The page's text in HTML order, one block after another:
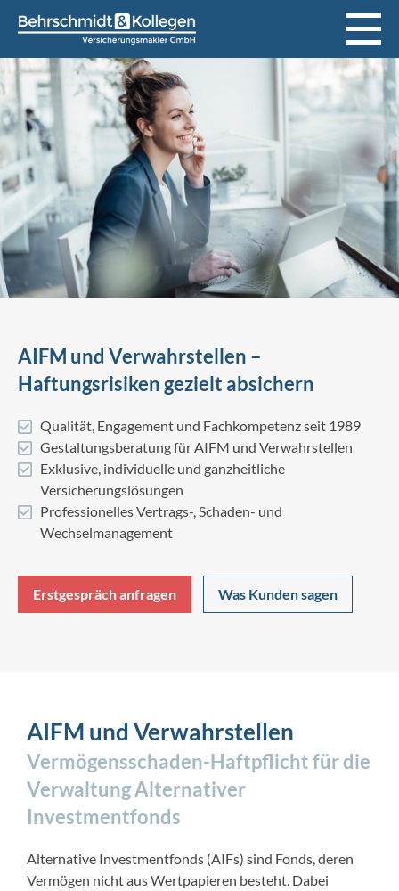
AIFM und Verwahrstellen –
Haftungsrisiken gezielt absichern
Qualität, Engagement und Fachkompetenz seit 1989
Gestaltungsberatung für AIFM und Verwahrstellen
Exklusive, individuelle und ganzheitliche
Versicherungslösungen
Professionelles Vertrags-, Schaden- und
Wechselmanagement
Erstgespräch anfragen Was Kunden sagen
AIFM und Verwahrstellen
Vermögensschaden-Haftpflicht für die
Verwaltung Alternativer
Investmentfonds
Alternative Investmentfonds (AIFs) sind Fonds, deren
Vermögen nicht aus Wertpapieren besteht. Dabei